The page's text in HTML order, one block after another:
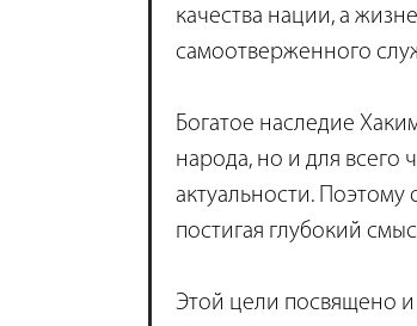
качества нации, а
самоотверженного
Богатое наследие
народа, но и для всего
актуальности. Поэтому
постигая глубокий
Этой цели посвящено